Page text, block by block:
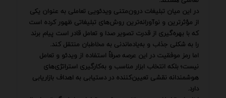
در این میان تبلیغات درون‌متنی ویدئویی تعاملی به عنوان یکی
از مؤثرترین و نوآورانه‌ترین روش‌های تبلیغاتی ظهور کرده است
که با بهره‌گیری از قدرت تصویر صدا و تعامل قادر است پیام برند
را به شکلی جذاب و به‌یادماندنی به مخاطبان منتقل کند.
اما رمز موفقیت در این عرصه صرفاً استفاده از ویدئو و تعامل
نیست؛ بلکه انتخاب ابزار مناسب و به‌کارگیری استراتژی‌های
هوشمندانه نقشی تعیین‌کننده در دستیابی به اهداف بازاریابی
دارد.